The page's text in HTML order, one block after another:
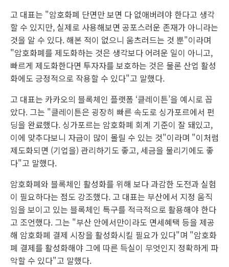
고 대표는 "암호화폐 단면만 보면 다 없애버려야 한다고 생각
할 수 있지만, 실제로 사용해보면 공포스러운 존재가 아니라는
것을 알 수 있다. 해본 적이 없으니 움츠러드는 것 뿐"이라며
"암호화폐를 제도화하는 것은 생각보다 어려운 일이 아니고,
빠르게 제도화한다면 투자자를 보호하는 것은 물론 산업 활성
화에도 긍정적으로 작용할 수 있다"고 말했다.
고 대표는 카카오의 블록체인 플랫폼 ‘클레이튼’을 예시로 꼽
았다. 그는 "클레이튼은 굉장히 빠른 속도로 싱가포르에서 펀
딩을 완료했다. 싱가포르는 암호화폐 회계 기준이 잘 돼있고,
이에 맞추다보니 자금이 많이 몰릴 수 있는 것"이라며 "이처럼
제도화되면 (기업을) 관리하기도 좋고, 세금을 물리기에도 좋
다"고 말했다.
암호화폐와 블록체인 활성화를 위해 보다 과감한 도전과 실험
이 필요하다는 점도 강조했다. 고 대표는 부산에서 지정 움직
임을 보이고 있는 블록체인 특구를 적극적으로 활용해야 한다
고 조언했다. 그는 "부산 안에서만이라도 면세혜택 등을 제공
해 암호화폐 결제 시장을 활성화시킬 필요가 있다"며 "암호화
폐 결제를 활성화해야 그에 따른 득실이 무엇인지 정확하게 파
악할 수 있다"고 말했다.